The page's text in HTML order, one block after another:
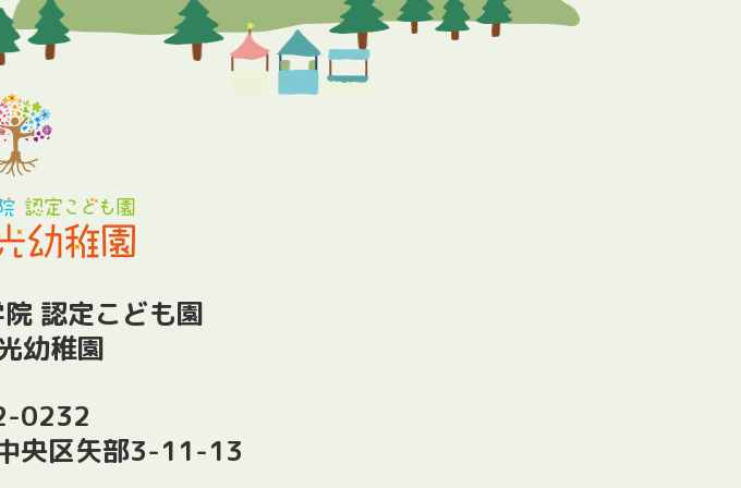
認定こども園
幼稚園
0232
央区矢部3-11-13